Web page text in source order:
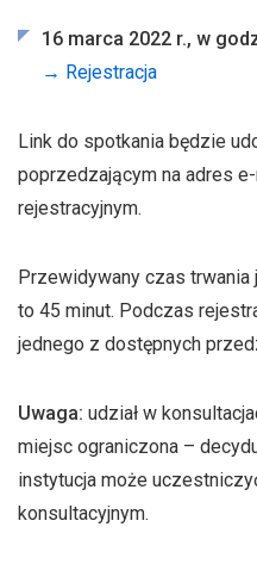
16 marca 2022 r., w
→ Rejestracja
Link do spotkania będzie
poprzedzającym na adres
rejestracyjnym.
Przewidywany czas
to 45 minut. Podczas
jednego z dostępnych
Uwaga: udział w
miejsc ograniczona –
instytucja może
konsultacyjnym.